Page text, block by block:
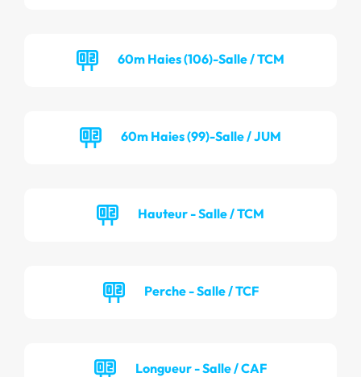
60m Haies (106)-Salle / TCM
60m Haies (99)-Salle / JUM
Hauteur - Salle / TCM
Perche - Salle / TCF
Longueur - Salle / CAF